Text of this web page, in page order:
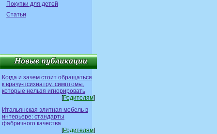
Покупки для детей
Статьи
Когда и зачем стоит обращаться
к врачу-психиатру: симптомы,
которые нельзя игнорировать
[Родителям]
Итальянская элитная мебель в
интерьере: стандарты
фабричного качества
[Родителям]